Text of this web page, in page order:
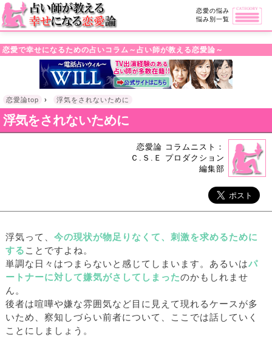
・!DOCTYPE html>l
恋愛の悩み
悩み別一覧
恋愛で幸せになるための占いコラム～占い師が教える恋愛論～
恋愛論top › 浮気をされないために
浮気をされないために
恋愛論 コラムニスト：
Ｃ.Ｓ.Ｅ プロダクション
編集部
浮気って、 今の現状が物足りなくて、刺激を求めるために
する ことですよね。
単調な日々はつまらないと感じてしまいます。あるいはパ
ートナーに対して嫌気がさしてしまったのかもしれませ
ん。
後者は喧嘩や嫌な雰囲気など目に見えて現れるケースが多
いため、察知しづらい前者について、ここでは話していく
ことにしましょう。